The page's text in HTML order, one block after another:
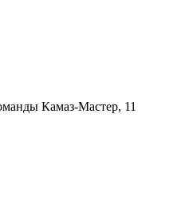
Камаз-Мастер, 11